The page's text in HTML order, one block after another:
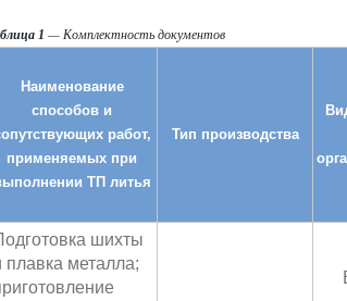
1 — Комплектность документов
Наименование
способов и
работ,
применяемых при
ТП литья
Тип производства
шихты
плавка металла;